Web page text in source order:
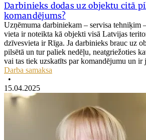
Darbinieks dodas uz objektu citā
komandējums?
Uzņēmuma darbiniekam – servisa tehniķim
vieta ir noteikta kā objekti visā Latvijas
dzīvesvieta ir Rīga. Ja darbinieks brauc uz
pilsētā un tur paliek nedēļu, neatgriežoties
vai tas tiek uzskatīts par komandējumu un ir
Darba samaksa
•
15.04.2025